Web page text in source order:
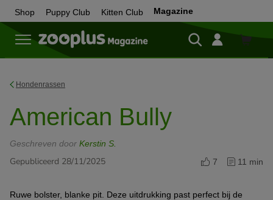
Shop Puppy Club Kitten Club Magazine
Shop
Hondenrassen
American Bully
Geschreven door Kerstin S.
Gepubliceerd 28/11/2025 7 11 min
Ruwe bolster, blanke pit. Deze uitdrukking past perfect bij de